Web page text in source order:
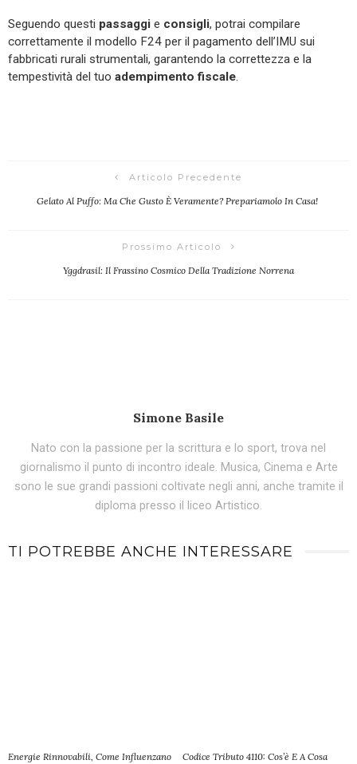
Seguendo questi passaggi e consigli, potrai compilare
correttamente il modello F24 per il pagamento dell’IMU sui
fabbricati rurali strumentali, garantendo la correttezza e la
tempestività del tuo adempimento fiscale.
Articolo Precedente
Gelato Al Puffo: Ma Che Gusto È Veramente? Prepariamolo In Casa!
Prossimo Articolo
Yggdrasil: Il Frassino Cosmico Della Tradizione Norrena
Simone Basile
Nato con la passione per la scrittura e lo sport, trova nel
giornalismo il punto di incontro ideale. Musica, Cinema e Arte
sono le sue grandi passioni coltivate negli anni, anche tramite il
diploma presso il liceo Artistico.
TI POTREBBE ANCHE INTERESSARE
Energie Rinnovabili, Come Influenzano
Codice Tributo 4110: Cos’è E A Cosa